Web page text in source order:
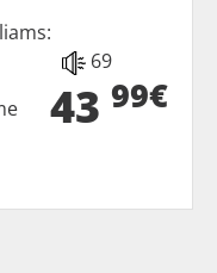
69
43 99€